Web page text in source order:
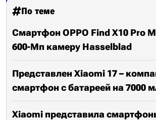
По теме
Смартфон OPPO Find X10 Pro
600-Мп камеру Hasselblad
Представлен Xiaomi 17 –
смартфон с батареей на 7000
Xiaomi представила